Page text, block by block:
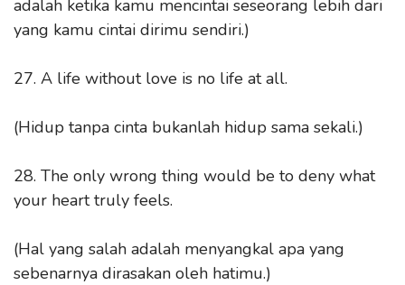
adalah ketika kamu mencintai seseorang lebih dari
yang kamu cintai dirimu sendiri.)
27. A life without love is no life at all.
(Hidup tanpa cinta bukanlah hidup sama sekali.)
28. The only wrong thing would be to deny what
your heart truly feels.
(Hal yang salah adalah menyangkal apa yang
sebenarnya dirasakan oleh hatimu.)